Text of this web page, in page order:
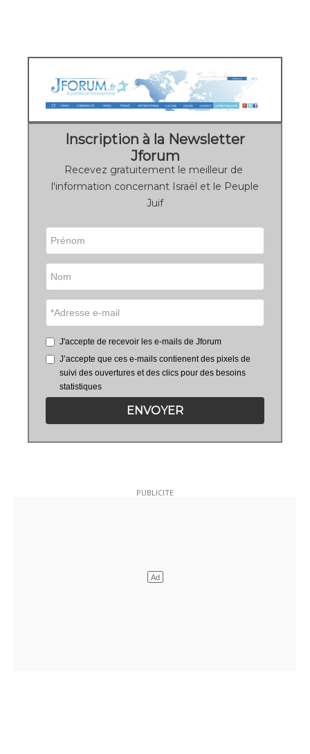
Inscription à la Newsletter
Jforum
Recevez gratuitement le meilleur de
l'information concernant Israël et le Peuple
Juif
J'accepte de recevoir les e-mails de Jforum
J’accepte que ces e-mails contienent des pixels de
suivi des ouvertures et des clics pour des besoins
statistiques
ENVOYER